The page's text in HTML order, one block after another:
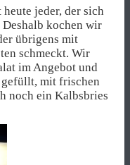
jeder, der sich
kochen wir
übrigens mit
schmeckt. Wir
im Angebot und
gefüllt, mit frischen
noch ein Kalbsbries